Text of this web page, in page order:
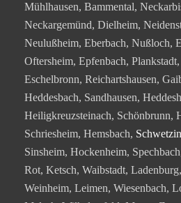
Mühlhausen, Bammental,
Neckargemünd, Dielheim,
Neulußheim, Eberbach, Nußloch,
Oftersheim, Epfenbach,
Eschelbronn, Reichartshausen,
Heddesbach, Sandhausen,
Heiligkreuzsteinach, Schönbrunn,
Schriesheim, Hemsbach,
Sinsheim, Hockenheim,
Rot, Ketsch, Waibstadt,
Weinheim, Leimen, Wiesenbach,